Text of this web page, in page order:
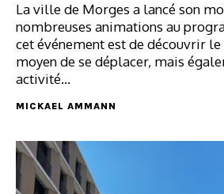
La ville de Morges a lancé son
nombreuses animations au
cet événement est de découvrir
moyen de se déplacer, mais
activité…
MICKAEL AMMANN